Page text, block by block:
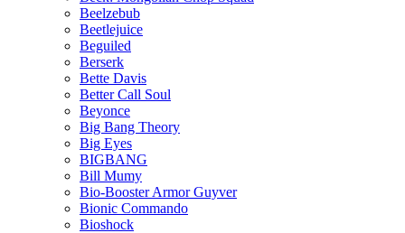
Beelzebub
Beetlejuice
Beguiled
Berserk
Bette Davis
Better Call Soul
Beyonce
Big Bang Theory
Big Eyes
BIGBANG
Bill Mumy
Bio-Booster Armor Guyver
Bionic Commando
Bioshock